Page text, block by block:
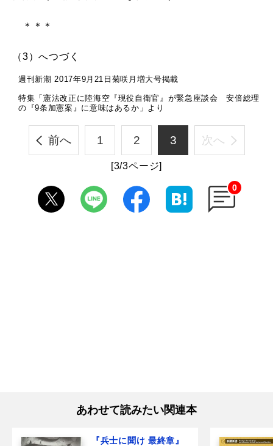
＊＊＊
（3）へつづく
週刊新潮 2017年9月21日菊咲月増大号掲載
特集「憲法改正に陸海空『現役自衛官』が緊急座談会 安倍総理
の『9条加憲案』に意味はあるか」より
前へ 1 2 3 次へ
[3/3ページ]
0
あわせて読みたい関連本
『兵士に聞け 最終章』